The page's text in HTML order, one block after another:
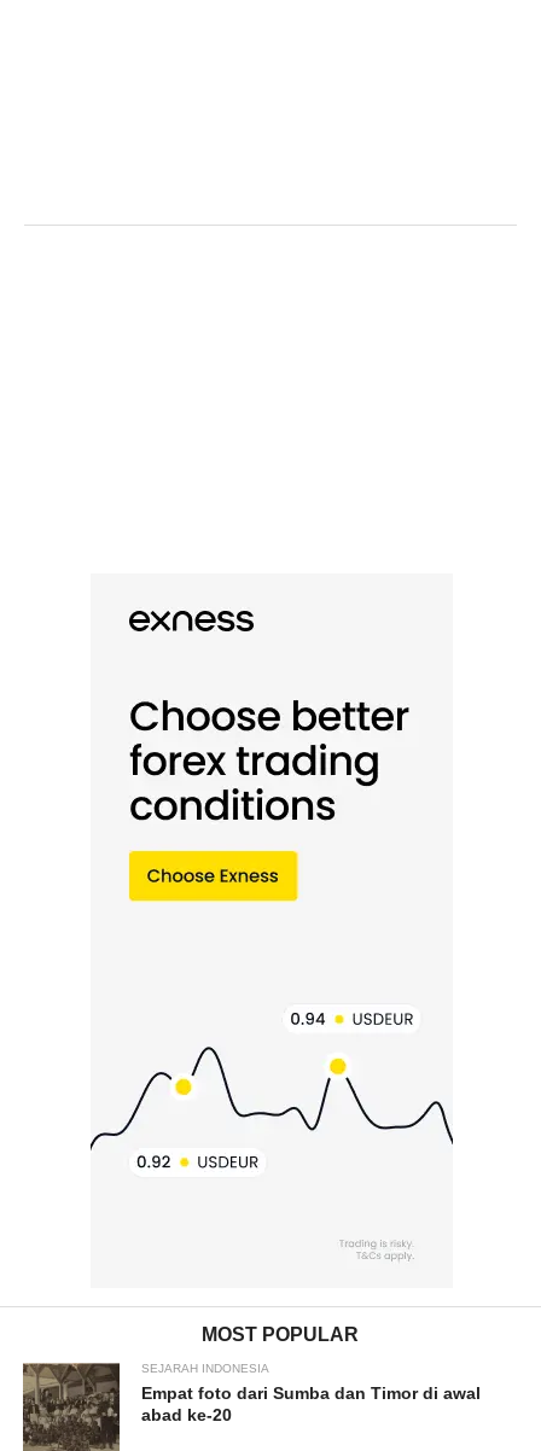
MOST POPULAR
SEJARAH INDONESIA
Empat foto dari Sumba dan Timor di awal
abad ke-20